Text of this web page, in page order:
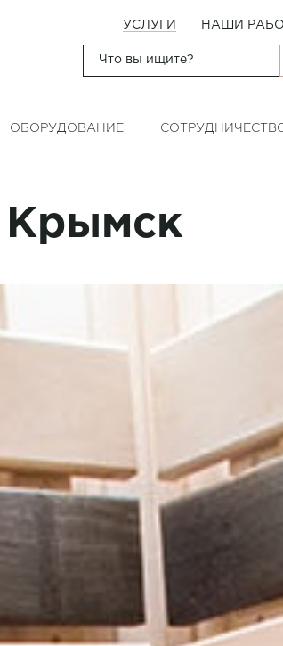
УСЛУГИ НАШИ
ОБОРУДОВАНИЕ
Крымск